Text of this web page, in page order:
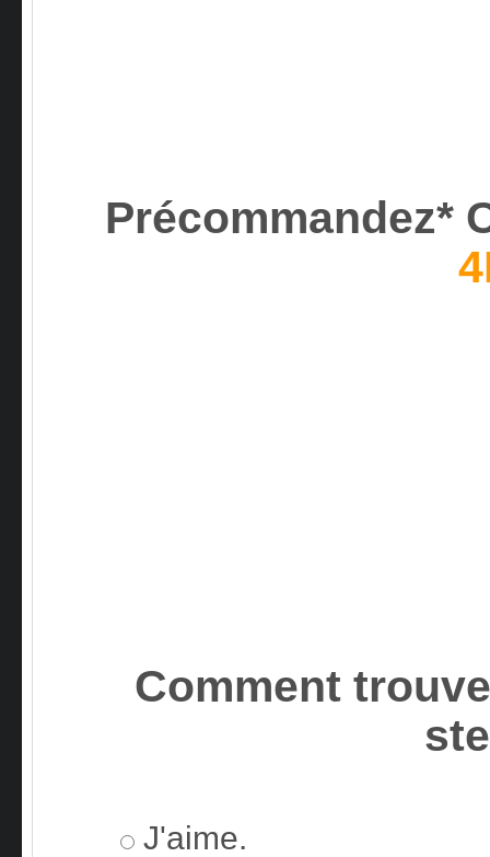
Précommandez*
Comment
J'aime.